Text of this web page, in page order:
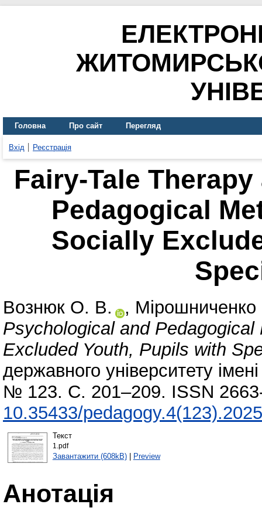
Головна Про сайт Перегляд
Вхід Реєстрація
Fairy-Tale
Pedagogical
Socially
Вознюк О. В. ,
Psychological and
Excluded Youth, Pupils with
державного університету
№ 123. С. 201–209. ISSN
10.35433/
Текст
1.pdf
Завантажити (608kB)| Preview
Анотація